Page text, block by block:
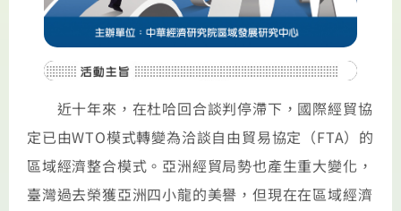
近十年來，在杜哈回合談判停滯下，國際經貿協
定已由WTO模式轉變為洽談自由貿易協定（FTA）的
區域經濟整合模式。亞洲經貿局勢也產生重大變化，
臺灣過去榮獲亞洲四小龍的美譽，但現在在區域經濟